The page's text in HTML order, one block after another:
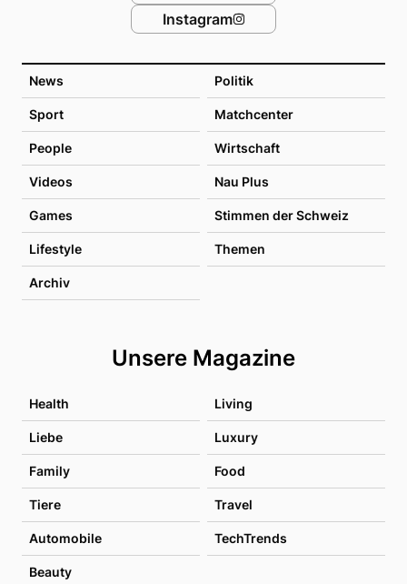
News Politik
Sport Matchcenter
People Wirtschaft
Videos Nau Plus
Games Stimmen der Schweiz
Lifestyle Themen
Archiv
Unsere Magazine
Health Living
Liebe Luxury
Family Food
Tiere Travel
Automobile TechTrends
Beauty
Instagram